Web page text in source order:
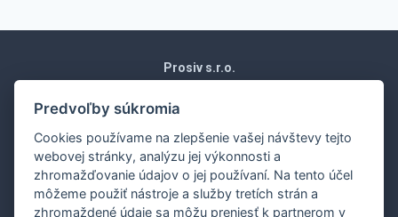
Prosiv s.r.o.
Vráble 952 01
Obchodné podmienky
Ochrana osobných údajov
Nákup na splátky
Dodanie
Predvoľby súkromia
Cookies používame na zlepšenie vašej návštevy tejto
webovej stránky, analýzu jej výkonnosti a
zhromažďovanie údajov o jej používaní. Na tento účel
môžeme použiť nástroje a služby tretích strán a
zhromaždené údaje sa môžu preniesť k partnerom v